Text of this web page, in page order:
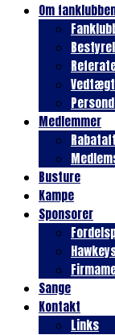
Om
Medlemmer
Busture
Kampe
Sponsorer
Sange
Kontakt
Links